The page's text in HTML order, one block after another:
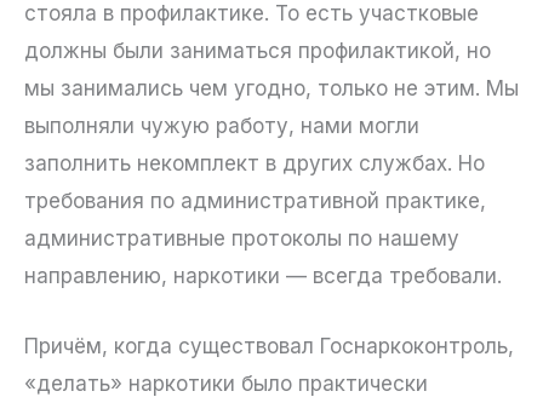
стояла в профилактике. То есть участковые
должны были заниматься профилактикой, но
мы занимались чем угодно, только не этим. Мы
выполняли чужую работу, нами могли
заполнить некомплект в других службах. Но
требования по административной практике,
административные протоколы по нашему
направлению, наркотики — всегда требовали.
Причём, когда существовал Госнаркоконтроль,
«делать» наркотики было практически